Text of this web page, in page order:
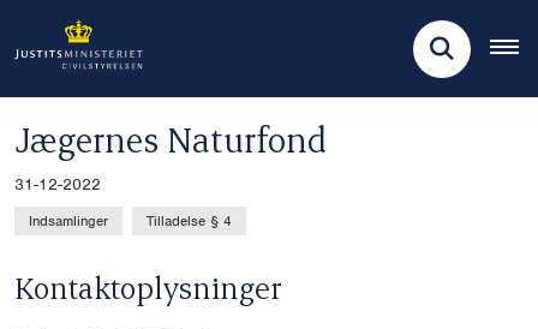
Jægernes Naturfond
31-12-2022
Indsamlinger Tilladelse § 4
Kontaktoplysninger